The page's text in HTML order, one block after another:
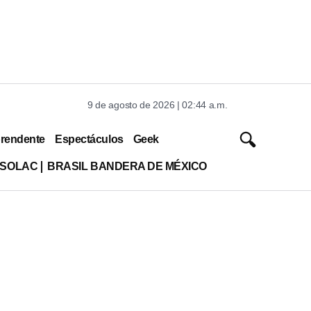
9 de agosto de 2026 | 02:44 a.m.
Espectáculos Geek
BRASIL BANDERA DE MÉXICO